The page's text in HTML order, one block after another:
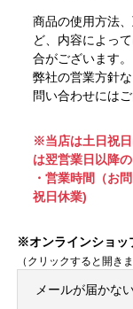
商品の使用方法
ど、内容によっ
合がございます。
弊社の営業方針
問い合わせには
※当店は土日祝
は翌営業日以降
・営業時間（お
祝日休業)
※オンラインショッ
（クリックすると開きま
メールが届かな